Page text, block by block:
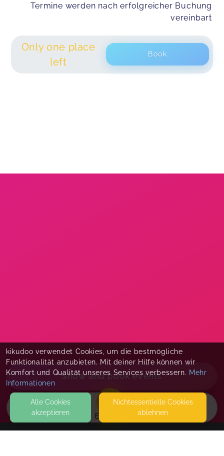
EVENTS
Termine werden nach erfolgreicher Buchung
vereinbart
Only one place
left
Book
Show and book events
kikudoo verwendet Cookies, um die bestmögliche
Funktionalität anzubieten. Mit deiner Hilfe können wir
Komfort und Qualität unseres Services verbessern. Mehr
Informationen
Alle Cookies
akzeptieren
Nicht­essentielle Cookies
ablehnen